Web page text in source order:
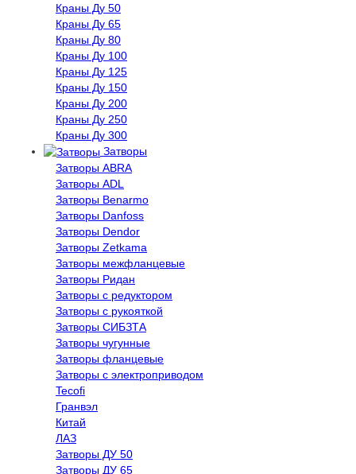
Краны Ду 50
Краны Ду 65
Краны Ду 80
Краны Ду 100
Краны Ду 125
Краны Ду 150
Краны Ду 200
Краны Ду 250
Краны Ду 300
Затворы
Затворы ABRA
Затворы ADL
Затворы Benarmo
Затворы Danfoss
Затворы Dendor
Затворы Zetkama
Затворы межфланцевые
Затворы Ридан
Затворы с редуктором
Затворы с рукояткой
Затворы СИБЗТА
Затворы чугунные
Затворы фланцевые
Затворы с электроприводом
Tecofi
Гранвэл
Китай
ЛАЗ
Затворы ДУ 50
Затворы ДУ 65